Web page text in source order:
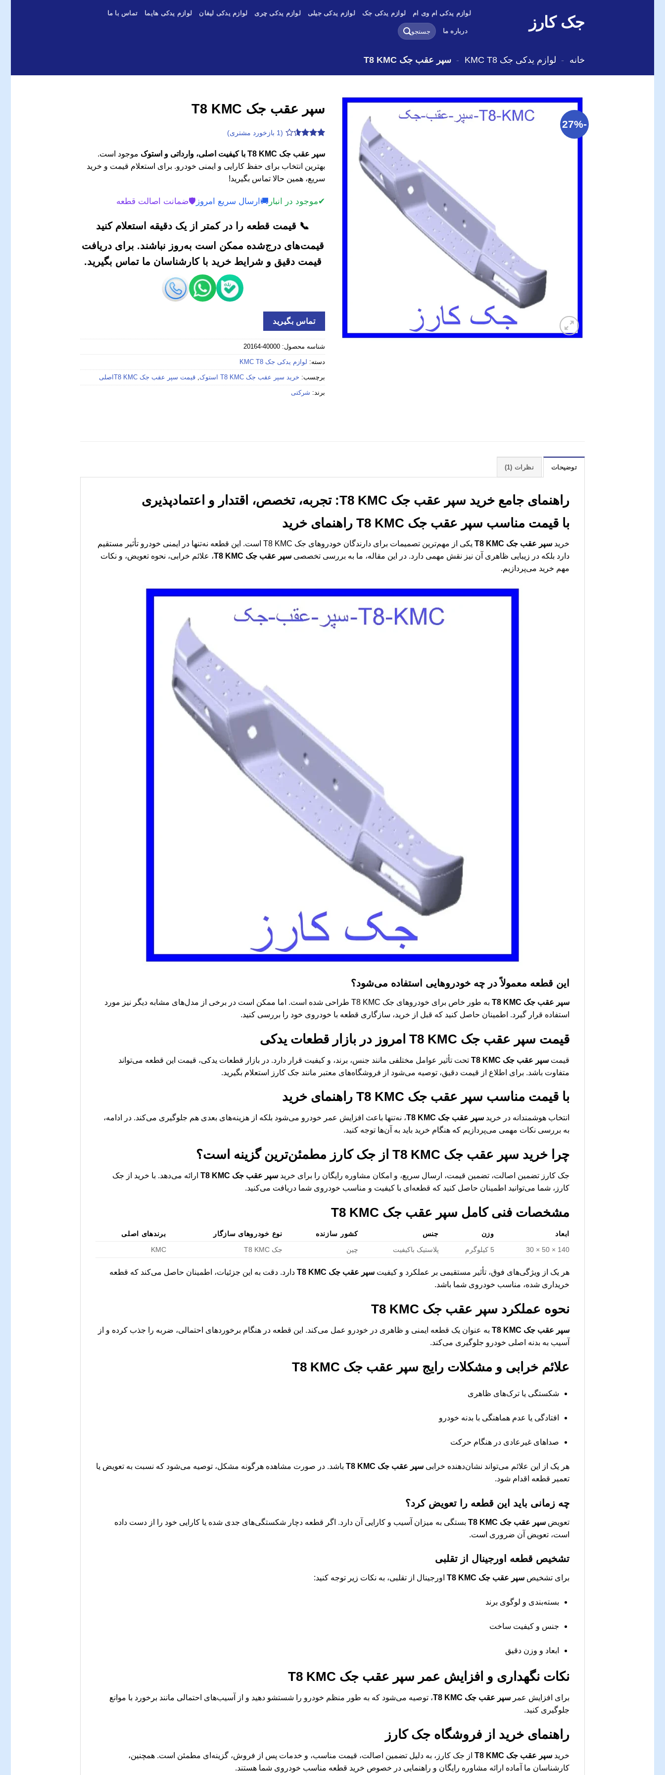
جک کارز
لوازم یدکی ام وی ام لوازم یدکی جک لوازم یدکی جیلی لوازم یدکی چری لوازم یدکی لیفان لوازم یدکی هایما تماس با ما
درباره ما
جستجو
برای:
خانه - لوازم یدکی جک KMC T8 - سپر عقب جک T8 KMC
-27%
سپر عقب جک T8 KMC
3.5
از 5
در
امتیازدهی
مشتری
(
1 بازخورد مشتری)
سپر عقب جک T8 KMC با کیفیت اصلی، وارداتی و استوک
موجود است.
بهترین انتخاب برای حفظ کارایی و ایمنی خودرو. برای استعلام قیمت و خرید
سریع، همین حالا تماس بگیرید!
✔موجود در انبار 🚚 ارسال سریع امروز 🛡️ضمانت اصالت قطعه
📞 قیمت قطعه را در کمتر از یک دقیقه استعلام کنید
قیمت‌های درج‌شده ممکن است به‌روز نباشند. برای دریافت
قیمت دقیق و شرایط خرید با کارشناسان ما تماس بگیرید.
تماس بگیرید
شناسه محصول: 40000-20164
دسته: لوازم یدکی جک KMC T8
برچسب: خرید سپر عقب جک T8 KMC استوک قیمت سپر عقب جک T8 KMCاصلی
برند: شرکتی
توضیحات نظرات (1)
راهنمای جامع خرید سپر عقب جک T8 KMC: تجربه، تخصص، اقتدار و اعتمادپذیری
با قیمت مناسب سپر عقب جک T8 KMC راهنمای خرید
خرید سپر عقب جک T8 KMC
یکی از مهم‌ترین تصمیمات برای دارندگان خودروهای جک T8 KMC است. این قطعه نه‌تنها در ایمنی خودرو تأثیر مستقیم
دارد بلکه در زیبایی ظاهری آن نیز نقش مهمی دارد. در این مقاله، ما به بررسی تخصصی سپر عقب جک T8 KMC
، علائم خرابی، نحوه تعویض، و نکات
مهم خرید می‌پردازیم.
این قطعه معمولاً در چه خودروهایی استفاده می‌شود؟
سپر عقب جک T8 KMC
به طور خاص برای خودروهای جک T8 KMC طراحی شده است. اما ممکن است در برخی از مدل‌های مشابه دیگر نیز مورد
استفاده قرار گیرد. اطمینان حاصل کنید که قبل از خرید، سازگاری قطعه با خودروی خود را بررسی کنید.
قیمت سپر عقب جک T8 KMC امروز در بازار قطعات یدکی
قیمت سپر عقب جک T8 KMC
تحت تأثیر عوامل مختلفی مانند جنس، برند، و کیفیت قرار دارد. در بازار قطعات یدکی، قیمت این قطعه می‌تواند
متفاوت باشد. برای اطلاع از قیمت دقیق، توصیه می‌شود از فروشگاه‌های معتبر مانند جک کارز استعلام بگیرید.
با قیمت مناسب سپر عقب جک T8 KMC راهنمای خرید
انتخاب هوشمندانه در خرید سپر عقب جک T8 KMC
، نه‌تنها باعث افزایش عمر خودرو می‌شود بلکه از هزینه‌های بعدی هم جلوگیری می‌کند. در ادامه،
به بررسی نکات مهمی می‌پردازیم که هنگام خرید باید به آن‌ها توجه کنید.
چرا خرید سپر عقب جک T8 KMC از جک کارز مطمئن‌ترین گزینه است؟
جک کارز تضمین اصالت، تضمین قیمت، ارسال سریع، و امکان مشاوره رایگان را برای خرید سپر عقب جک T8 KMC
ارائه می‌دهد. با خرید از جک
کارز، شما می‌توانید اطمینان حاصل کنید که قطعه‌ای با کیفیت و مناسب خودروی شما دریافت می‌کنید.
مشخصات فنی کامل سپر عقب جک T8 KMC
ابعاد وزن جنس کشور سازنده نوع خودروهای سازگار
برندهای اصلی
140 × 50 × 30
5 کیلوگرم پلاستیک باکیفیت چین جک T8 KMC KMC
هر یک از ویژگی‌های فوق، تأثیر مستقیمی بر عملکرد و کیفیت سپر عقب جک T8 KMC
دارد. دقت به این جزئیات، اطمینان حاصل می‌کند که قطعه
خریداری شده، مناسب خودروی شما باشد.
نحوه عملکرد سپر عقب جک T8 KMC
سپر عقب جک T8 KMC
به عنوان یک قطعه ایمنی و ظاهری در خودرو عمل می‌کند. این قطعه در هنگام برخوردهای احتمالی، ضربه را جذب کرده و از
آسیب به بدنه اصلی خودرو جلوگیری می‌کند.
علائم خرابی و مشکلات رایج سپر عقب جک T8 KMC
شکستگی یا ترک‌های ظاهری
افتادگی یا عدم هماهنگی با بدنه خودرو
صداهای غیرعادی در هنگام حرکت
هر یک از این علائم می‌تواند نشان‌دهنده خرابی سپر عقب جک T8 KMC
باشد. در صورت مشاهده هرگونه مشکل، توصیه می‌شود که نسبت به تعویض یا
تعمیر قطعه اقدام شود.
چه زمانی باید این قطعه را تعویض کرد؟
تعویض سپر عقب جک T8 KMC
بستگی به میزان آسیب و کارایی آن دارد. اگر قطعه دچار شکستگی‌های جدی شده یا کارایی خود را از دست داده
است، تعویض آن ضروری است.
تشخیص قطعه اورجینال از تقلبی
برای تشخیص سپر عقب جک T8 KMC اورجینال از تقلبی، به نکات زیر توجه کنید:
بسته‌بندی و لوگوی برند
جنس و کیفیت ساخت
ابعاد و وزن دقیق
نکات نگهداری و افزایش عمر سپر عقب جک T8 KMC
برای افزایش عمر سپر عقب جک T8 KMC
، توصیه می‌شود که به طور منظم خودرو را شستشو دهید و از آسیب‌های احتمالی مانند برخورد با موانع
جلوگیری کنید.
راهنمای خرید از فروشگاه جک کارز
خرید سپر عقب جک T8 KMC
از جک کارز، به دلیل تضمین اصالت، قیمت مناسب، و خدمات پس از فروش، گزینه‌ای مطمئن است. همچنین،
کارشناسان ما آماده ارائه مشاوره رایگان و راهنمایی در خصوص خرید قطعه مناسب خودروی شما هستند.